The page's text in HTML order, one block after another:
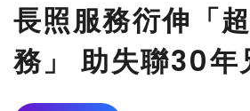
長照服務衍伸「
務」 助失聯30年